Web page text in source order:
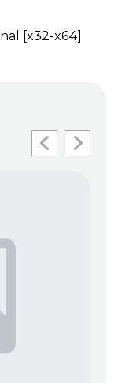
[x32-x64]